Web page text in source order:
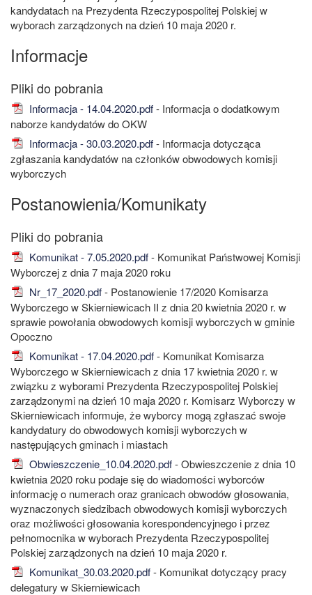
kandydatach na Prezydenta Rzeczypospolitej Polskiej w
wyborach zarządzonych na dzień 10 maja 2020 r.
Informacje
Informacja - 14.04.2020.pdf- Informacja o dodatkowym
naborze kandydatów do OKW
Informacja - 30.03.2020.pdf- Informacja dotycząca
zgłaszania kandydatów na członków obwodowych komisji
wyborczych
Postanowienia/Komunikaty
Komunikat - 7.05.2020.pdf- Komunikat Państwowej Komisji
Wyborczej z dnia 7 maja 2020 roku
Nr_17_2020.pdf- Postanowienie 17/2020 Komisarza
Wyborczego w Skierniewicach II z dnia 20 kwietnia 2020 r. w
sprawie powołania obwodowych komisji wyborczych w gminie
Opoczno
Komunikat - 17.04.2020.pdf- Komunikat Komisarza
Wyborczego w Skierniewicach z dnia 17 kwietnia 2020 r. w
związku z wyborami Prezydenta Rzeczypospolitej Polskiej
zarządzonymi na dzień 10 maja 2020 r. Komisarz Wyborczy w
Skierniewicach informuje, że wyborcy mogą zgłaszać swoje
kandydatury do obwodowych komisji wyborczych w
następujących gminach i miastach
Obwieszczenie_10.04.2020.pdf- Obwieszczenie z dnia 10
kwietnia 2020 roku podaje się do wiadomości wyborców
informację o numerach oraz granicach obwodów głosowania,
wyznaczonych siedzibach obwodowych komisji wyborczych
oraz możliwości głosowania korespondencyjnego i przez
pełnomocnika w wyborach Prezydenta Rzeczypospolitej
Polskiej zarządzonych na dzień 10 maja 2020 r.
Komunikat_30.03.2020.pdf- Komunikat dotyczący pracy
delegatury w Skierniewicach